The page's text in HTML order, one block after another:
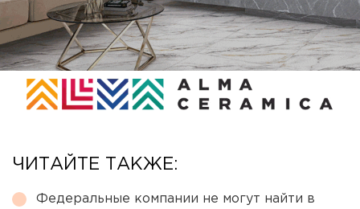
ЧИТАЙТЕ ТАКЖЕ:
Федеральные компании не могут найти в